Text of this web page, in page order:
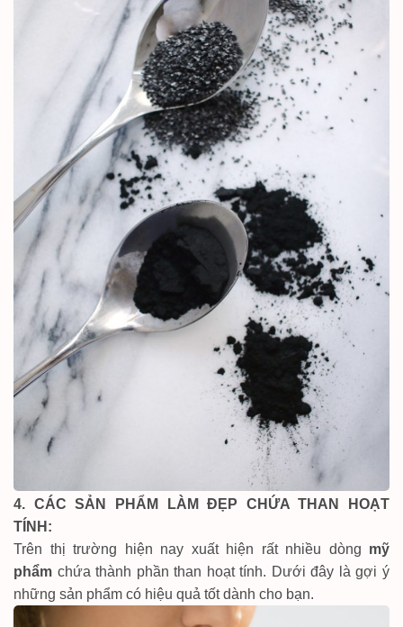
4. CÁC SẢN PHẨM LÀM ĐẸP CHỨA THAN HOẠT
TÍNH:
Trên thị trường hiện nay xuất hiện rất nhiều dòng mỹ
phẩm chứa thành phần than hoạt tính. Dưới đây là gợi ý
những sản phẩm có hiệu quả tốt dành cho bạn.